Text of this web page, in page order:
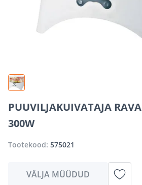
PUUVILJAKUIVATAJA
300W
Tootekood: 575021
VÄLJA MÜÜDUD